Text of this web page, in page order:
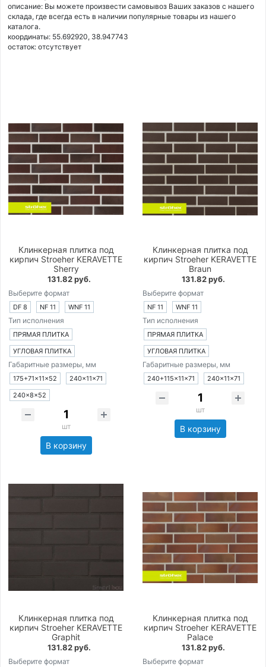
описание: Вы можете произвести самовывоз Ваших заказов с нашего
склада, где всегда есть в наличии популярные товары из нашего
каталога.
координаты: 55.692920, 38.947743
остаток: отсутствует
Клинкерная плитка под
кирпич Stroeher KERAVETTE
Sherry
131.82 руб.
Выберите формат
DF 8 NF 11 WNF 11
Тип исполнения
ПРЯМАЯ ПЛИТКА
УГЛОВАЯ ПЛИТКА
Габаритные размеры, мм
175+71×11×52
240×11×71
240×8×52
шт
В корзину
Клинкерная плитка под
кирпич Stroeher KERAVETTE
Braun
131.82 руб.
Выберите формат
NF 11 WNF 11
Тип исполнения
ПРЯМАЯ ПЛИТКА
УГЛОВАЯ ПЛИТКА
Габаритные размеры, мм
240+115×11×71 240×11×71
шт
В корзину
Клинкерная плитка под
кирпич Stroeher KERAVETTE
Graphit
131.82 руб.
Выберите формат
Клинкерная плитка под
кирпич Stroeher KERAVETTE
Palace
131.82 руб.
Выберите формат